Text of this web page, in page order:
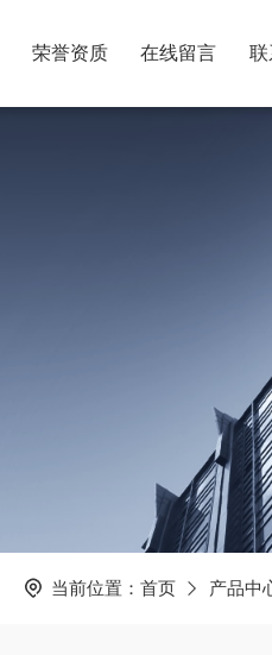
荣誉资质 在线留言 联
当前位置： 首页 产品中